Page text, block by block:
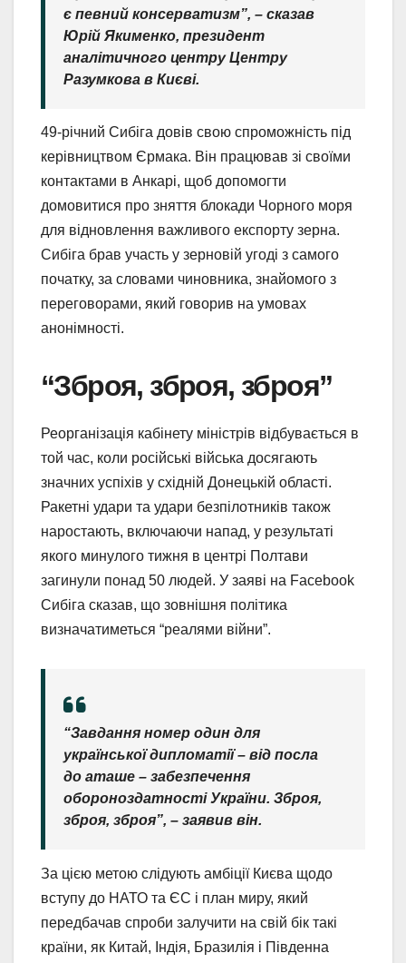
є певний консерватизм”, – сказав
Юрій Якименко, президент
аналітичного центру Центру
Разумкова в Києві.
49-річний Сибіга довів свою спроможність під
керівництвом Єрмака. Він працював зі своїми
контактами в Анкарі, щоб допомогти
домовитися про зняття блокади Чорного моря
для відновлення важливого експорту зерна.
Сибіга брав участь у зерновій угоді з самого
початку, за словами чиновника, знайомого з
переговорами, який говорив на умовах
анонімності.
“Зброя, зброя, зброя”
Реорганізація кабінету міністрів відбувається в
той час, коли російські війська досягають
значних успіхів у східній Донецькій області.
Ракетні удари та удари безпілотників також
наростають, включаючи напад, у результаті
якого минулого тижня в центрі Полтави
загинули понад 50 людей. У заяві на Facebook
Сибіга сказав, що зовнішня політика
визначатиметься “реалями війни”.
“Завдання номер один для
української дипломатії – від посла
до аташе – забезпечення
обороноздатності України. Зброя,
зброя, зброя”, – заявив він.
За цією метою слідують амбіції Києва щодо
вступу до НАТО та ЄС і план миру, який
передбачав спроби залучити на свій бік такі
країни, як Китай, Індія, Бразилія і Південна